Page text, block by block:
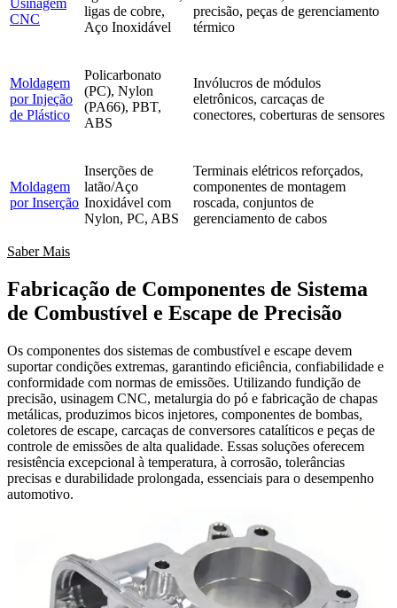
Usinagem
CNC
ligas de cobre,
Aço Inoxidável
precisão, peças de gerenciamento
térmico
Moldagem
por Injeção
de Plástico
Policarbonato
(PC), Nylon
(PA66), PBT,
ABS
Invólucros de módulos
eletrônicos, carcaças de
conectores, coberturas de sensores
Moldagem
por Inserção
Inserções de
latão/Aço
Inoxidável com
Nylon, PC, ABS
Terminais elétricos reforçados,
componentes de montagem
roscada, conjuntos de
gerenciamento de cabos
Saber Mais
Fabricação de Componentes de Sistema
de Combustível e Escape de Precisão
Os componentes dos sistemas de combustível e escape devem
suportar condições extremas, garantindo eficiência, confiabilidade e
conformidade com normas de emissões. Utilizando fundição de
precisão, usinagem CNC, metalurgia do pó e fabricação de chapas
metálicas, produzimos bicos injetores, componentes de bombas,
coletores de escape, carcaças de conversores catalíticos e peças de
controle de emissões de alta qualidade. Essas soluções oferecem
resistência excepcional à temperatura, à corrosão, tolerâncias
precisas e durabilidade prolongada, essenciais para o desempenho
automotivo.